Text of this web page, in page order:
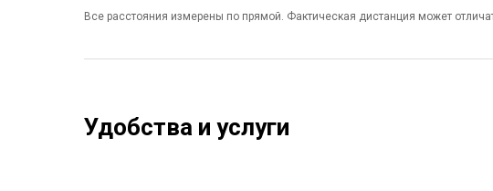
Все расстояния измерены по прямой. Фактическая дистанция может
Удобства и услуги